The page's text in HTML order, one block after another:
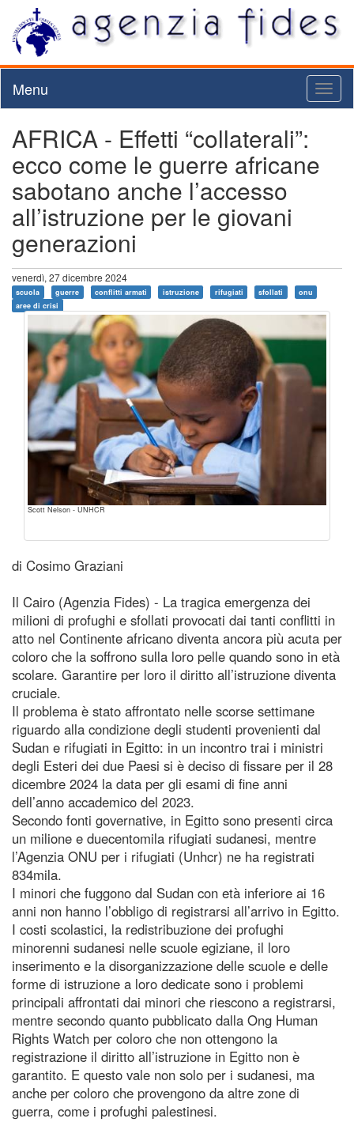
Menu
AFRICA - Effetti “collaterali”:
ecco come le guerre africane
sabotano anche l’accesso
all’istruzione per le giovani
generazioni
venerdì, 27 dicembre 2024
scuola guerre conflitti armati istruzione rifugiati sfollati
onu
aree di crisi
Scott Nelson - UNHCR
di Cosimo Graziani
Il Cairo (Agenzia Fides) - La tragica emergenza dei
milioni di profughi e sfollati provocati dai tanti conflitti in
atto nel Continente africano diventa ancora più acuta per
coloro che la soffrono sulla loro pelle quando sono in età
scolare. Garantire per loro il diritto all’istruzione diventa
cruciale.
Il problema è stato affrontato nelle scorse settimane
riguardo alla condizione degli studenti provenienti dal
Sudan e rifugiati in Egitto: in un incontro trai i ministri
degli Esteri dei due Paesi si è deciso di fissare per il 28
dicembre 2024 la data per gli esami di fine anni
dell’anno accademico del 2023.
Secondo fonti governative, in Egitto sono presenti circa
un milione e duecentomila rifugiati sudanesi, mentre
l’Agenzia ONU per i rifugiati (Unhcr) ne ha registrati
834mila.
I minori che fuggono dal Sudan con età inferiore ai 16
anni non hanno l’obbligo di registrarsi all’arrivo in Egitto.
I costi scolastici, la redistribuzione dei profughi
minorenni sudanesi nelle scuole egiziane, il loro
inserimento e la disorganizzazione delle scuole e delle
forme di istruzione a loro dedicate sono i problemi
principali affrontati dai minori che riescono a registrarsi,
mentre secondo quanto pubblicato dalla Ong Human
Rights Watch per coloro che non ottengono la
registrazione il diritto all’istruzione in Egitto non è
garantito. E questo vale non solo per i sudanesi, ma
anche per coloro che provengono da altre zone di
guerra, come i profughi palestinesi.